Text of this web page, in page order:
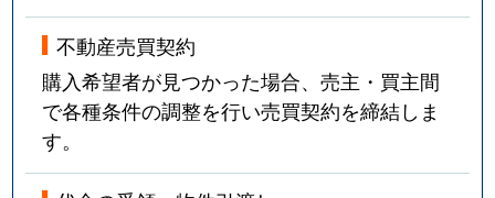
不動産売買契約
購入希望者が見つかった場合、売主・買主間
で各種条件の調整を行い売買契約を締結しま
す。